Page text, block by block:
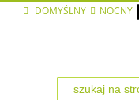
DOMYŚLNY NOCNY